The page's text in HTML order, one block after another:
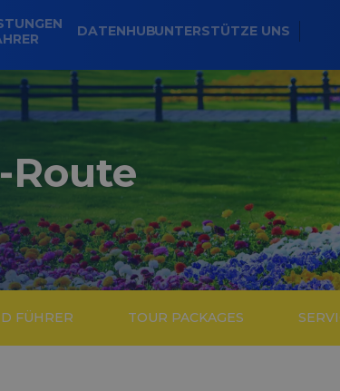
DATENHUBUNTERSTÜTZE UNS
FÜHRER TOUR PACKAGES